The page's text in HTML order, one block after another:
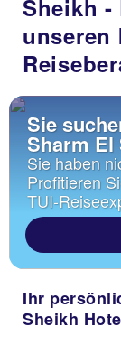
Sheikh -
unseren
Sie
Sharm
Sie haben
Profitieren
TUI-
Ihr
Sheikh